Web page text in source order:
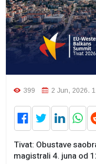
399 2 Jun, 2026.
Tivat: Obustave
magistrali 4. juna od